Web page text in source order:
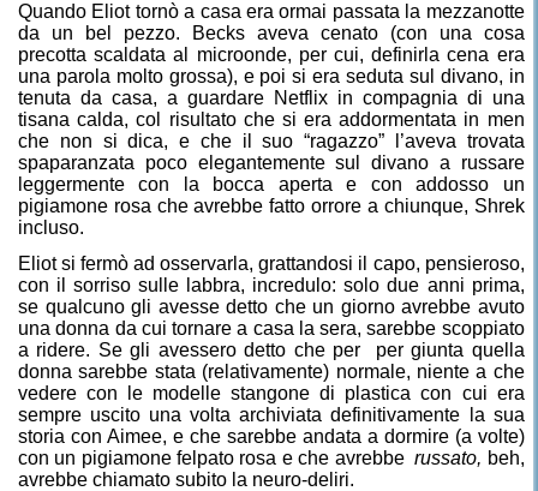
Quando Eliot tornò a casa era ormai passata la mezzanotte
da un bel pezzo. Becks aveva cenato (con una cosa
precotta scaldata al microonde, per cui, definirla cena era
una parola molto grossa), e poi si era seduta sul divano, in
tenuta da casa, a guardare Netflix in compagnia di una
tisana calda, col risultato che si era addormentata in men
che non si dica, e che il suo “ragazzo” l’aveva trovata
spaparanzata poco elegantemente sul divano a russare
leggermente con la bocca aperta e con addosso un
pigiamone rosa che avrebbe fatto orrore a chiunque, Shrek
incluso.
Eliot si fermò ad osservarla, grattandosi il capo, pensieroso,
con il sorriso sulle labbra, incredulo: solo due anni prima,
se qualcuno gli avesse detto che un giorno avrebbe avuto
una donna da cui tornare a casa la sera, sarebbe scoppiato
a ridere. Se gli avessero detto che per
per giunta quella
donna sarebbe stata (relativamente) normale, niente a che
vedere con le modelle stangone di plastica con cui era
sempre uscito una volta archiviata definitivamente la sua
storia con Aimee, e che sarebbe andata a dormire (a volte)
con un pigiamone felpato rosa e che avrebbe russato, beh,
avrebbe chiamato subito la neuro-deliri.